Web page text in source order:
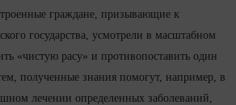
граждане, призывающие к
государства, усмотрели в масштабном
«чистую расу» и противопоставить один
полученные знания помогут, например, в
лечении определенных заболеваний,